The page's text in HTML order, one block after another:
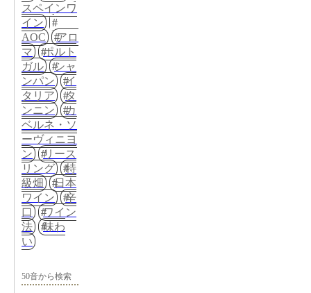
スペインワ
イン
AOC
アロ
マ
ポルト
ガル
シャ
ンパン
イ
タリア
タ
ンニン
カ
ベルネ・ソ
ーヴィニヨ
ン
リース
リング
特
級畑
日本
ワイン
辛
口
ワイン
法
味わ
い
50音から検索